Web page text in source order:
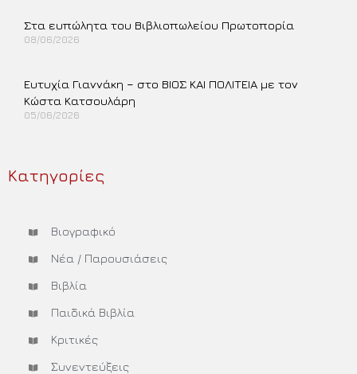
Στα ευπώλητα του Βιβλιοπωλείου Πρωτοπορία
08/06/2026
Ευτυχία Γιαννάκη – στο ΒΙΟΣ ΚΑΙ ΠΟΛΙΤΕΙΑ με τον
Κώστα Κατσουλάρη
05/06/2026
Κατηγορίες
Βιογραφικό
Νέα / Παρουσιάσεις
Βιβλία
Παιδικά Βιβλία
Κριτικές
Συνεντεύξεις